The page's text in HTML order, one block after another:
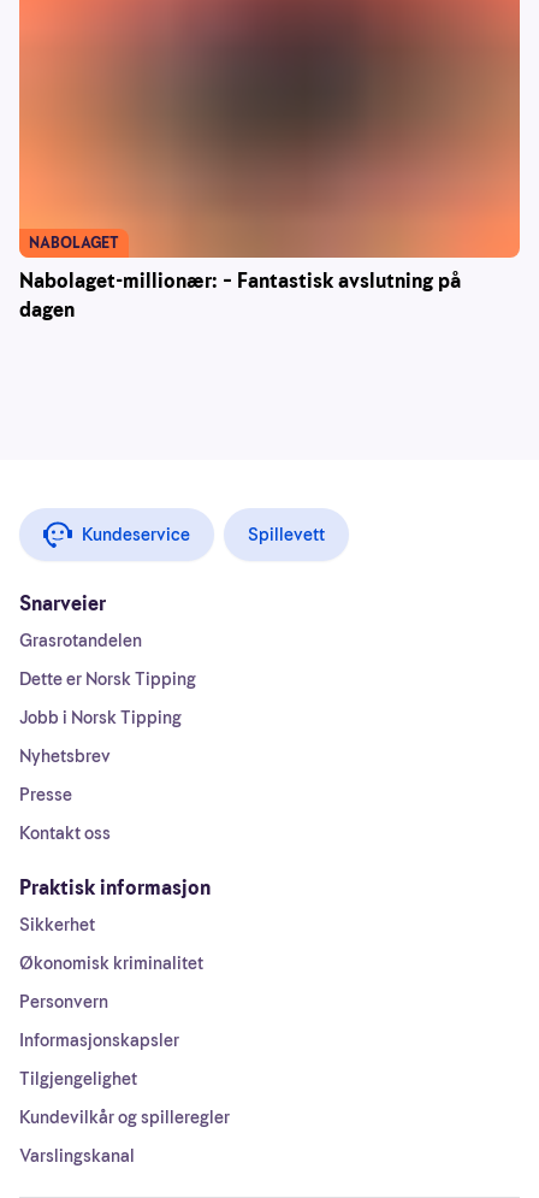
Nabolaget-millionær: – Fantastisk avslutning på
dagen
NABOLAGET
Kundeservice Spillevett
Snarveier
Grasrotandelen
Dette er Norsk Tipping
Jobb i Norsk Tipping
Nyhetsbrev
Presse
Kontakt oss
Praktisk informasjon
Sikkerhet
Økonomisk kriminalitet
Personvern
Informasjonskapsler
Tilgjengelighet
Kundevilkår og spilleregler
Varslingskanal